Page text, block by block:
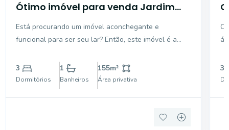
Ótimo imóvel para venda Jardim
Está procurando um imóvel aconchegante e
funcional para ser seu lar? Então, este imóvel é a
perfeita para quem busca conforto e praticidade.
Possui 03 dormitórios sendo 01 suíte, 02 deles com
3
Dormitórios
1
Banheiros
155m²
Área privativa
3